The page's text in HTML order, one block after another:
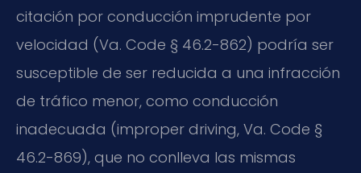
citación por conducción imprudente por
velocidad (Va. Code § 46.2-862) podría ser
susceptible de ser reducida a una infracción
de tráfico menor, como conducción
inadecuada (improper driving, Va. Code §
46.2-869), que no conlleva las mismas